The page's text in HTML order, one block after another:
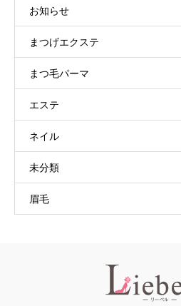
お知らせ
まつげエクステ
まつ毛パーマ
エステ
ネイル
未分類
眉毛